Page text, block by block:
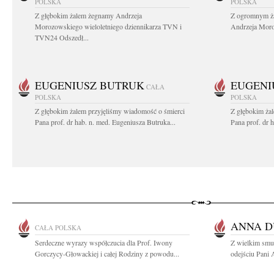
Z głębokim żalem żegnamy Andrzeja
Morozowskiego wieloletniego dziennikarza TVN i
TVN24 Odszedł...
Z ogromnym
Andrzeja
EUGENIUSZ BUTRUK CAŁA
POLSKA
Z głębokim żalem przyjęliśmy wiadomość o śmierci
Pana prof. dr hab. n. med. Eugeniusza Butruka...
POLSKA
Z głębokim
Pana prof. dr
CAŁA POLSKA
Serdeczne wyrazy współczucia dla Prof. Iwony
Gorczycy-Głowackiej i całej Rodziny z powodu...
ANNA
Z wielkim
odejściu Pani